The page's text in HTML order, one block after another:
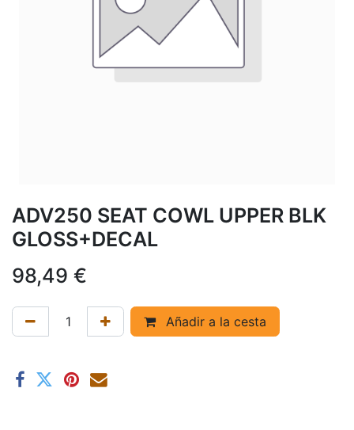
ADV250 SEAT COWL UPPER BLK
GLOSS+DECAL
98,49 €
Añadir a la cesta